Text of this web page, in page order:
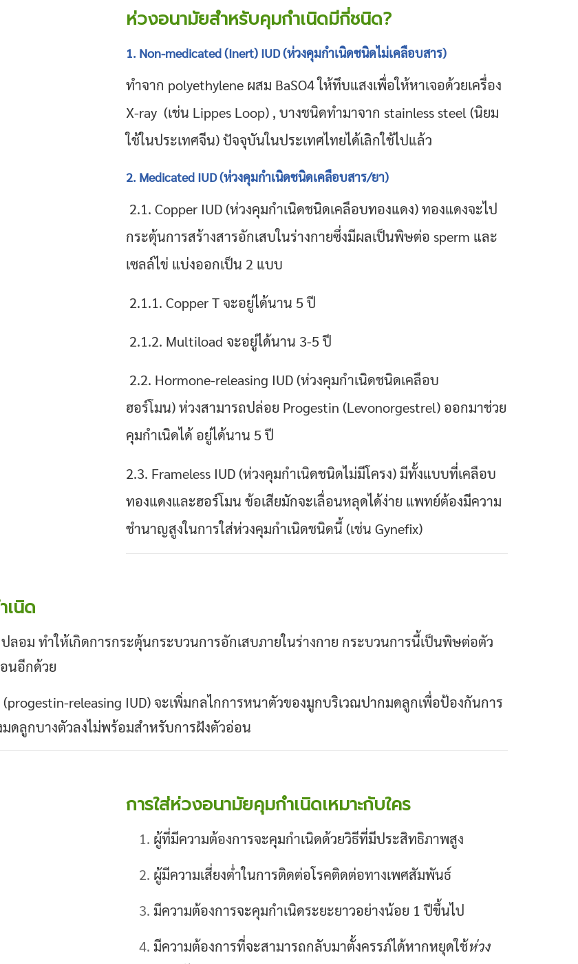
ห่วงอนามัยสำหรับคุมกำเนิดมีกี่ชนิด?
1. Non-medicated (Inert) IUD (ห่วงคุมกำเนิดชนิดไม่เคลือบสาร)
ทําจาก polyethylene ผสม BaSO4 ให้ทึบแสงเพื่อให้หาเจอด้วยเครื่อง
X-ray (เช่น Lippes Loop) , บางชนิดทำมาจาก stainless steel (นิยม
ใช้ในประเทศจีน)ปัจจุบันในประเทศไทยได้เลิกใช้ไปแล้ว
2. Medicated IUD (ห่วงคุมกำเนิดชนิดเคลือบสาร/ยา)
2.1. Copper IUD (ห่วงคุมกำเนิดชนิดเคลือบทองแดง)ทองแดงจะไป
กระตุ้นการสร้างสารอักเสบในร่างกายซึ่งมีผลเป็นพิษต่อ sperm และ
เซลล์ไข่ แบ่งออกเป็น 2 แบบ
2.1.1. Copper T จะอยู่ได้นาน 5 ปี
2.1.2. Multiload จะอยู่ได้นาน 3-5 ปี
2.2. Hormone-releasing IUD (ห่วงคุมกำเนิดชนิดเคลือบ
ฮอร์โมน)ห่วงสามารถปล่อย Progestin (Levonorgestrel) ออกมาช่วย
คุมกําเนิดได้ อยู่ได้นาน 5 ปี
2.3. Frameless IUD (ห่วงคุมกำเนิดชนิดไม่มีโครง)มีทั้งแบบที่เคลือบ
ทองแดงและฮอร์โมน ข้อเสียมักจะเลื่อนหลุดได้ง่าย แพทย์ต้องมีความ
ชำนาญสูงในการใส่ห่วงคุมกำเนิดชนิดนี้ (เช่น Gynefix)
นิด
ลอม ทำให้เกิดการกระตุ้นกระบวนการอักเสบภายในร่างกาย กระบวนการนี้เป็นพิษต่อตัว
นอีกด้วย
releasing IUD) จะเพิ่มกลไกการหนาตัวของมูกบริเวณปากมดลูกเพื่อป้องกันการ
ดลูกบางตัวลงไม่พร้อมสำหรับการฝังตัวอ่อน
การใส่ห่วงอนามัยคุมกำเนิดเหมาะกับใคร
ผู้ที่มีความต้องการจะคุมกำเนิดด้วยวิธีที่มีประสิทธิภาพสูง
ผู้มีความเสี่ยงต่ำในการติดต่อโรคติดต่อทางเพศสัมพันธ์
มีความต้องการจะคุมกำเนิดระยะยาวอย่างน้อย 1 ปีขึ้นไป
มีความต้องการที่จะสามารถกลับมาตั้งครรภ์ได้หากหยุดใช้ห่วง